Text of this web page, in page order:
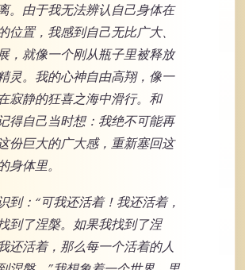
。由于我无法辨认自己身体在
位置，我感到自己无比广大、
，就像一个刚从瓶子里被释放
灵。我的心神自由高翔，像一
寂静的狂喜之海中滑行。和
得自己当时想：我绝不可能再
份巨大的广大感，重新塞回这
身体里。
到：“可我还活着！我还活着，
到了涅槃。如果我找到了涅
还活着，那么每一个活着的人